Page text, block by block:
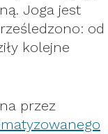
Joga jest
od
kolejne
przez